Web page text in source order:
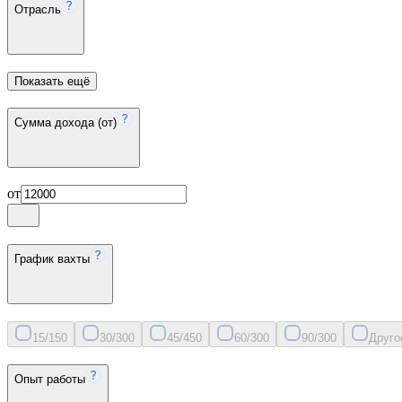
Отрасль
Показать ещё
Сумма дохода (от)
от
График вахты
15/150 30/300 45/450 60/300 90/300
Опыт работы